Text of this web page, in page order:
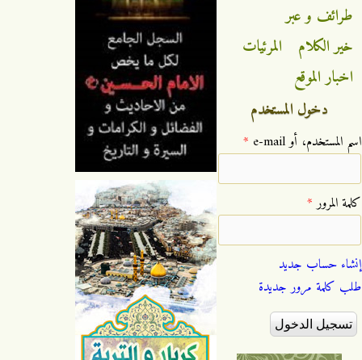
طرائف و عبر
خير الكلام
المرئيات
اخبار الموقع
دخول المستخدم
‏اسم المستخدم، أو e-mail ‏ *
‏كلمة المرور ‏*
إنشاء حساب جديد
طلب كلمة مرور جديدة